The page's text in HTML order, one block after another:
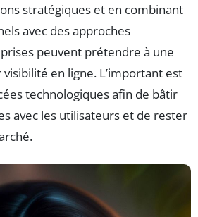
stratégiques et en combinant
avec des approches
peuvent prétendre à une
en ligne. L’important est
technologiques afin de bâtir
avec les utilisateurs et de rester